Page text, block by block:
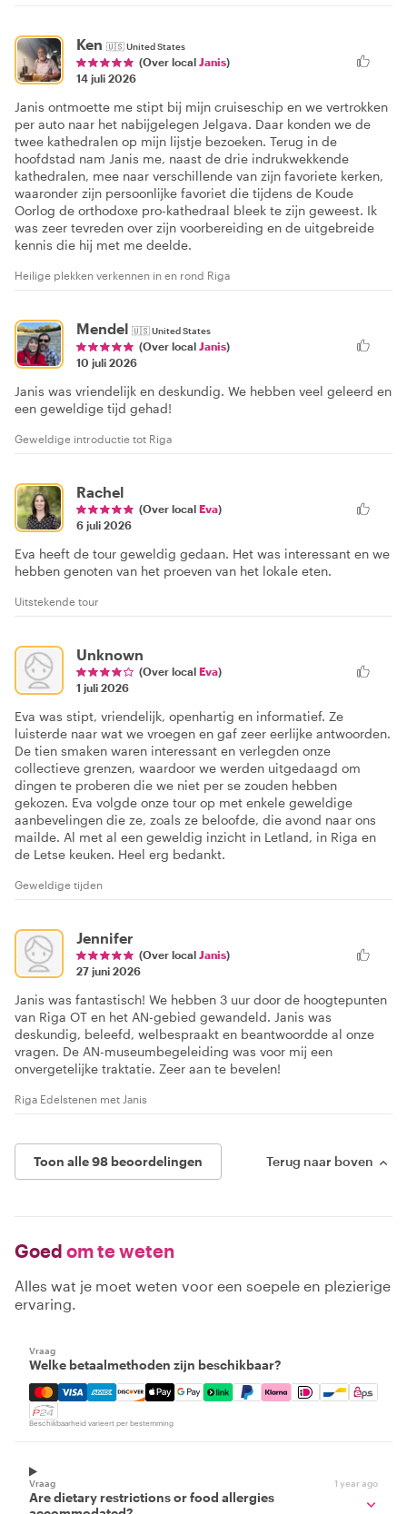
Ken 🇺🇸United States
(Over local Janis)
14 juli 2026
Janis ontmoette me stipt bij mijn cruiseschip en we vertrokken
per auto naar het nabijgelegen Jelgava. Daar konden we de
twee kathedralen op mijn lijstje bezoeken. Terug in de
hoofdstad nam Janis me, naast de drie indrukwekkende
kathedralen, mee naar verschillende van zijn favoriete kerken,
waaronder zijn persoonlijke favoriet die tijdens de Koude
Oorlog de orthodoxe pro-kathedraal bleek te zijn geweest. Ik
was zeer tevreden over zijn voorbereiding en de uitgebreide
kennis die hij met me deelde.
Heilige plekken verkennen in en rond Riga
Mendel 🇺🇸United States
(Over local Janis)
10 juli 2026
Janis was vriendelijk en deskundig. We hebben veel geleerd en
een geweldige tijd gehad!
Geweldige introductie tot Riga
Rachel
(Over local Eva)
6 juli 2026
Eva heeft de tour geweldig gedaan. Het was interessant en we
hebben genoten van het proeven van het lokale eten.
Uitstekende tour
Unknown
(Over local Eva)
1 juli 2026
Eva was stipt, vriendelijk, openhartig en informatief. Ze
luisterde naar wat we vroegen en gaf zeer eerlijke antwoorden.
De tien smaken waren interessant en verlegden onze
collectieve grenzen, waardoor we werden uitgedaagd om
dingen te proberen die we niet per se zouden hebben
gekozen. Eva volgde onze tour op met enkele geweldige
aanbevelingen die ze, zoals ze beloofde, die avond naar ons
mailde. Al met al een geweldig inzicht in Letland, in Riga en
de Letse keuken. Heel erg bedankt.
Geweldige tijden
Jennifer
(Over local Janis)
27 juni 2026
Janis was fantastisch! We hebben 3 uur door de hoogtepunten
van Riga OT en het AN-gebied gewandeld. Janis was
deskundig, beleefd, welbespraakt en beantwoordde al onze
vragen. De AN-museumbegeleiding was voor mij een
onvergetelijke traktatie. Zeer aan te bevelen!
Riga Edelstenen met Janis
Toon alle 98 beoordelingen Terug naar boven
Goed om te weten
Alles wat je moet weten voor een soepele en plezierige
ervaring.
Vraag
Welke betaalmethoden zijn beschikbaar?
Mastercard, Visa, Amex, Discover, Apple Pay, Google
Beschikbaarheid varieert per bestemming
Vraag 1 year ago
Are dietary restrictions or food allergies